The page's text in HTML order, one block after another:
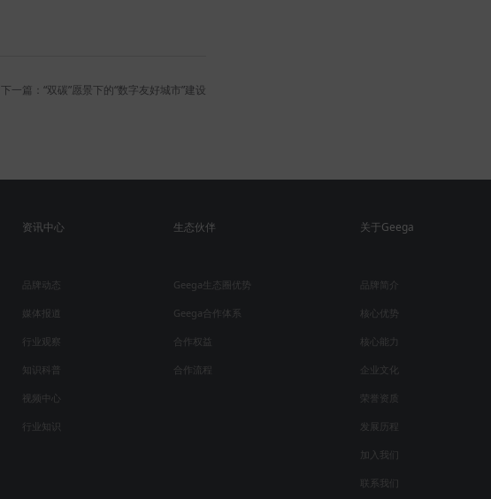
下一篇：“双碳”愿景下的“数字友好城市”建设
资讯中心
品牌动态
媒体报道
行业观察
知识科普
视频中心
行业知识
生态伙伴
Geega生态圈优势
Geega合作体系
合作权益
合作流程
关于Geega
品牌简介
核心优势
核心能力
企业文化
荣誉资质
发展历程
加入我们
联系我们